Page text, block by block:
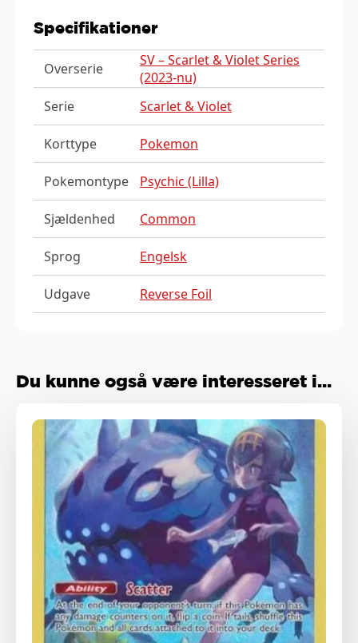
Specifikationer
Overserie
SV – Scarlet & Violet Series
(2023-nu)
Serie
Scarlet & Violet
Korttype Pokemon
Pokemontype Psychic (Lilla)
Sjældenhed Common
Sprog Engelsk
Udgave Reverse Foil
Du kunne også være interesseret i...